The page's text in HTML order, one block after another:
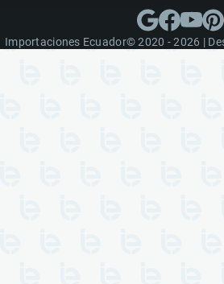
Importaciones Ecuador© 2020 - 2026 |